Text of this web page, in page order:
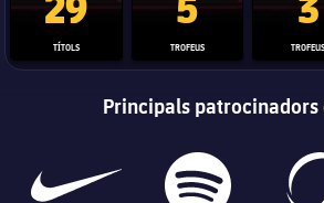
TÍTOLS TROFEUS TROFEUS
Principals patrocinadors